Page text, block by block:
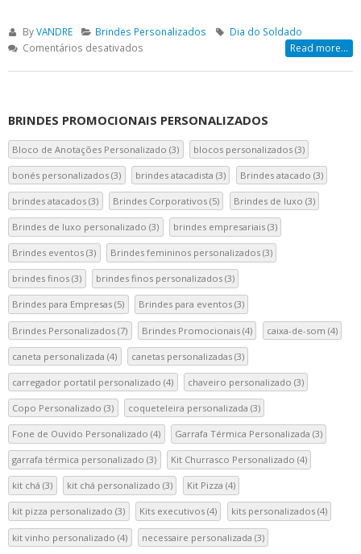
ByVANDRE Brindes Personalizados
Dia do Soldado
Comentários desativadosem
Read more...
BRINDES PROMOCIONAIS PERSONALIZADOS
Bloco de Anotações Personalizado (3) blocos personalizados (3)
bonés personalizados (3) brindes atacadista (3) Brindes atacado (3)
brindes atacados (3) Brindes Corporativos (5) Brindes de luxo (3)
Brindes de luxo personalizado (3) brindes empresariais (3)
Brindes eventos (3) Brindes femininos personalizados (3)
brindes finos (3) brindes finos personalizados (3)
Brindes para Empresas (5) Brindes para eventos (3)
Brindes Personalizados (7) Brindes Promocionais (4) caixa-de-som (4)
caneta personalizada (4) canetas personalizadas (3)
carregador portatil personalizado (4) chaveiro personalizado (3)
Copo Personalizado (3) coqueteleira personalizada (3)
Fone de Ouvido Personalizado (4) Garrafa Térmica Personalizada (3)
garrafa térmica personalizado (3) Kit Churrasco Personalizado (4)
kit chá (3) kit chá personalizado (3) Kit Pizza (4)
kit pizza personalizado (3) Kits executivos (4) kits personalizados(4)
kit vinho personalizado (4) necessaire personalizada (3)